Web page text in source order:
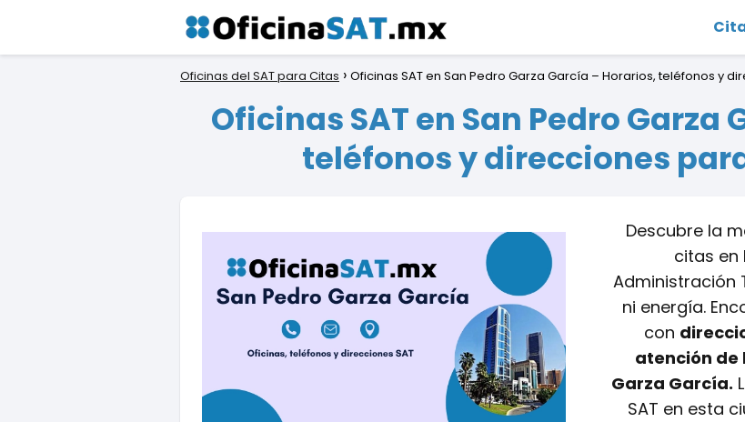
Oficinas del SAT para Citas Oficinas SAT en San Pedro Garza García – Horarios, teléfonos y
Oficinas SAT en San Pedro Garza
teléfonos y direcciones
Descubre la
citas en
Administración
ni energía.
con
atención de
Garza García.
SAT en esta